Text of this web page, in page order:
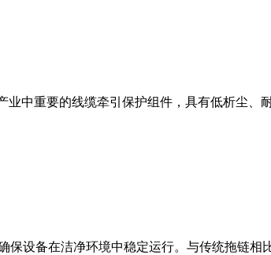
中重要的线缆牵引保护组件，具有低析尘、
设备在洁净环境中稳定运行。与传统拖链相